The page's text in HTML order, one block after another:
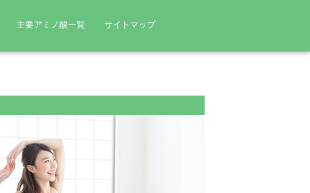
BCAA L. ラクティス
協和発酵バイオとアミノ酸
> 研究者インタビュー
主要アミノ酸一覧
直接タンパク質にならないアミノ酸
> シトルリン
> ヒドロキシプロリン
> ギャバ(γ-アミノ酪酸)
サイトマップ